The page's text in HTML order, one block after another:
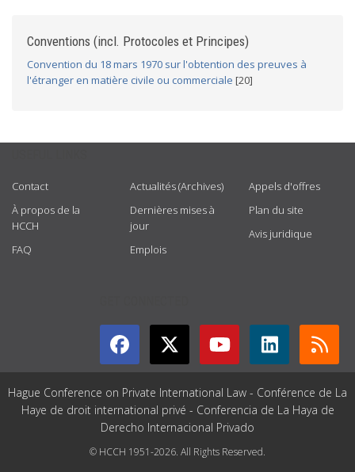
Conventions (incl. Protocoles et Principes)
Convention du 18 mars 1970 sur l'obtention des preuves à
l'étranger en matière civile ou commerciale [20]
Contact
À propos de la
HCCH
FAQ
Actualités (Archives)
Dernières mises à
jour
Emplois
Appels d'offres
Plan du site
Avis juridique
Hague Conference on Private International Law - Conférence de La
Haye de droit international privé - Conferencia de La Haya de
Derecho Internacional Privado
© HCCH 1951-2026. All Rights Reserved.